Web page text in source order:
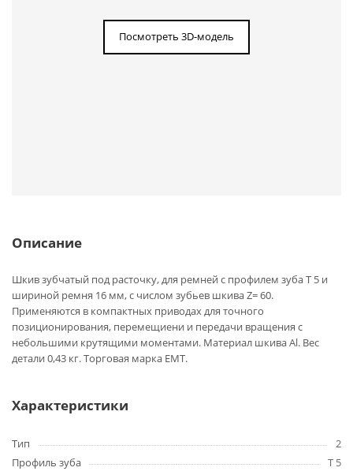
Посмотреть 3D-модель
Описание
Шкив зубчатый под расточку, для ремней с профилем зуба T 5 и
шириной ремня 16 мм, с числом зубьев шкива Z= 60.
Применяются в компактных приводах для точного
позиционирования, перемещиени и передачи вращения с
небольшими крутящими моментами. Материал шкива Al. Вес
детали 0,43 кг. Торговая марка EMT.
Характеристики
Тип
2
Профиль зуба
T 5